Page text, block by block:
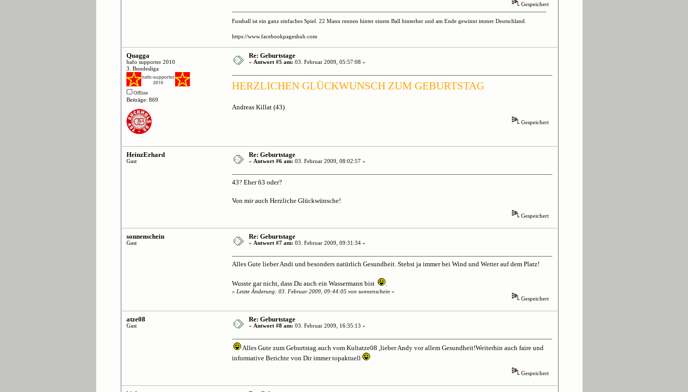
Gespeichert
Fussball ist ein ganz einfaches Spiel. 22 Mann rennen hinter einem Ball hinterher und am Ende gewinnt immer Deutschland.
https://www.facebookpageshub.com
Quagga
hafo supporter 2010
3. Bundesliga
Offline
Beiträge: 869
Re: Geburtstage
« Antwort #5 am: 03. Februar 2009, 05:57:08 »
HERZLICHEN GLÜCKWUNSCH ZUM GEBURTSTAG
Andreas Killat (43)
Gespeichert
HeinzErhard
Gast
Re: Geburtstage
« Antwort #6 am: 03. Februar 2009, 08:02:57 »
43? Eher 63 oder?
Von mir auch Herzliche Glückwünsche!
Gespeichert
sonnenschein
Gast
Re: Geburtstage
« Antwort #7 am: 03. Februar 2009, 09:31:34 »
Alles Gute lieber Andi und besonders natürlich Gesundheit. Stehst ja immer bei Wind und Wetter auf dem Platz!
Wusste gar nicht, dass Du auch ein Wassermann bist .
« Letzte Änderung: 03. Februar 2009, 09:44:05 von sonnenschein »
Gespeichert
atze08
Gast
Re: Geburtstage
« Antwort #8 am: 03. Februar 2009, 16:35:13 »
Alles Gute zum Geburtstag auch vom Kultatze08 ,lieber Andy vor allem Gesundheit!Weiterhin auch faire und
informative Berichte von Dir immer topaktuell
Gespeichert